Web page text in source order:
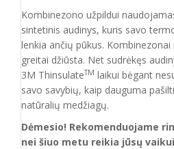
Kombinezono užpildui
sintetinis audinys, kuris savo
lenkia ančių pūkus.
greitai džiūsta. Net sudrėkęs
3M ThinsulateTM laikui bėgant
savo savybių, kaip dauguma
natūralių medžiagų.
Dėmesio! Rekomenduojame
nei šiuo metu reikia jūsų